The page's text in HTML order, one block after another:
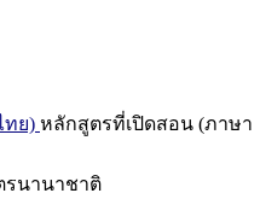
ทย) หลักสูตรที่เปิดสอน (ภาษา
รนานาชาติ